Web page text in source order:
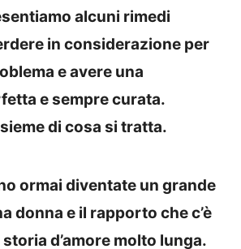
alcuni rimedi
in considerazione per
e avere una
e sempre curata.
di cosa si tratta.
ormai diventate un grande
donna e il rapporto che c’è
d’amore molto lunga.